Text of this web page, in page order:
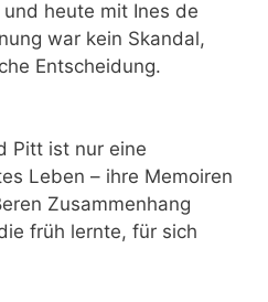
heute mit Ines de
war kein Skandal,
Entscheidung.
Pitt ist nur eine
Leben – ihre Memoiren
Zusammenhang
früh lernte, für sich